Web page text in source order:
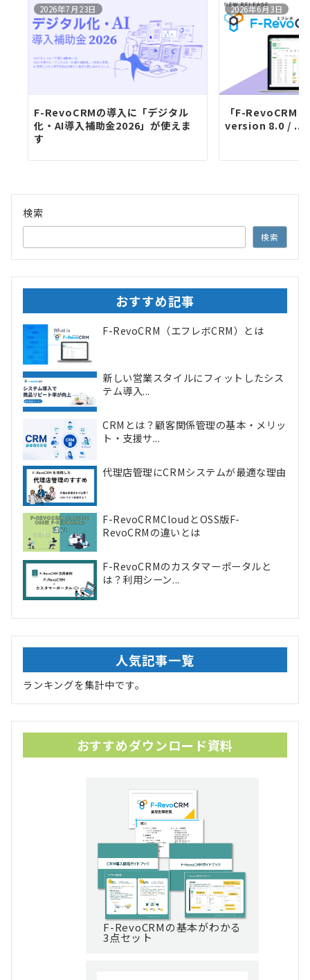
2026年7月23日
F-RevoCRMの導入に「デジタル
化・AI導入補助金2026」が使えま
す
2026年6月3日
「F-RevoCRM
version 8.0 / ...
検索
検索
おすすめ記事
F-RevoCRM（エフレボCRM）とは
新しい営業スタイルにフィットしたシス
テム導入...
CRMとは？顧客関係管理の基本・メリッ
ト・支援サ...
代理店管理にCRMシステムが最適な理由
F-RevoCRMCloudとOSS版F-
RevoCRMの違いとは
F-RevoCRMのカスタマーポータルと
は？利用シーン...
人気記事一覧
ランキングを集計中です。
おすすめダウンロード資料
F-RevoCRMの基本がわかる
3点セット